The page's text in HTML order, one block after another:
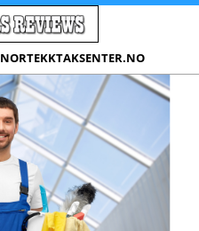
NORTEKKTAKSENTER.NO